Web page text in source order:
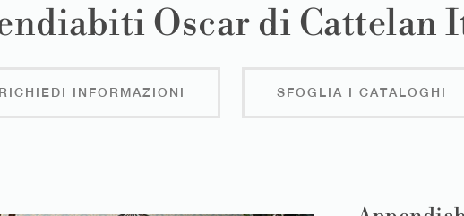
Oscar di Cattelan
RICHIEDI INFORMAZIONI SFOGLIA I CATALOGHI